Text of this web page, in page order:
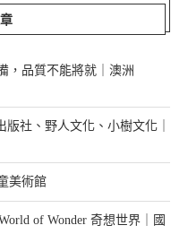
，品質不能將就｜澳洲
社、野人文化、小樹文化｜
美術館
of Wonder 奇想世界｜國